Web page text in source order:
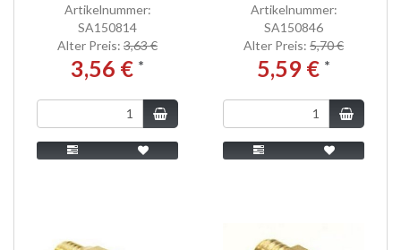
Artikelnummer:
SA150814
Alter Preis: 3,63 €
3,56 € *
Artikelnummer:
SA150846
Alter Preis: 5,70 €
5,59 € *